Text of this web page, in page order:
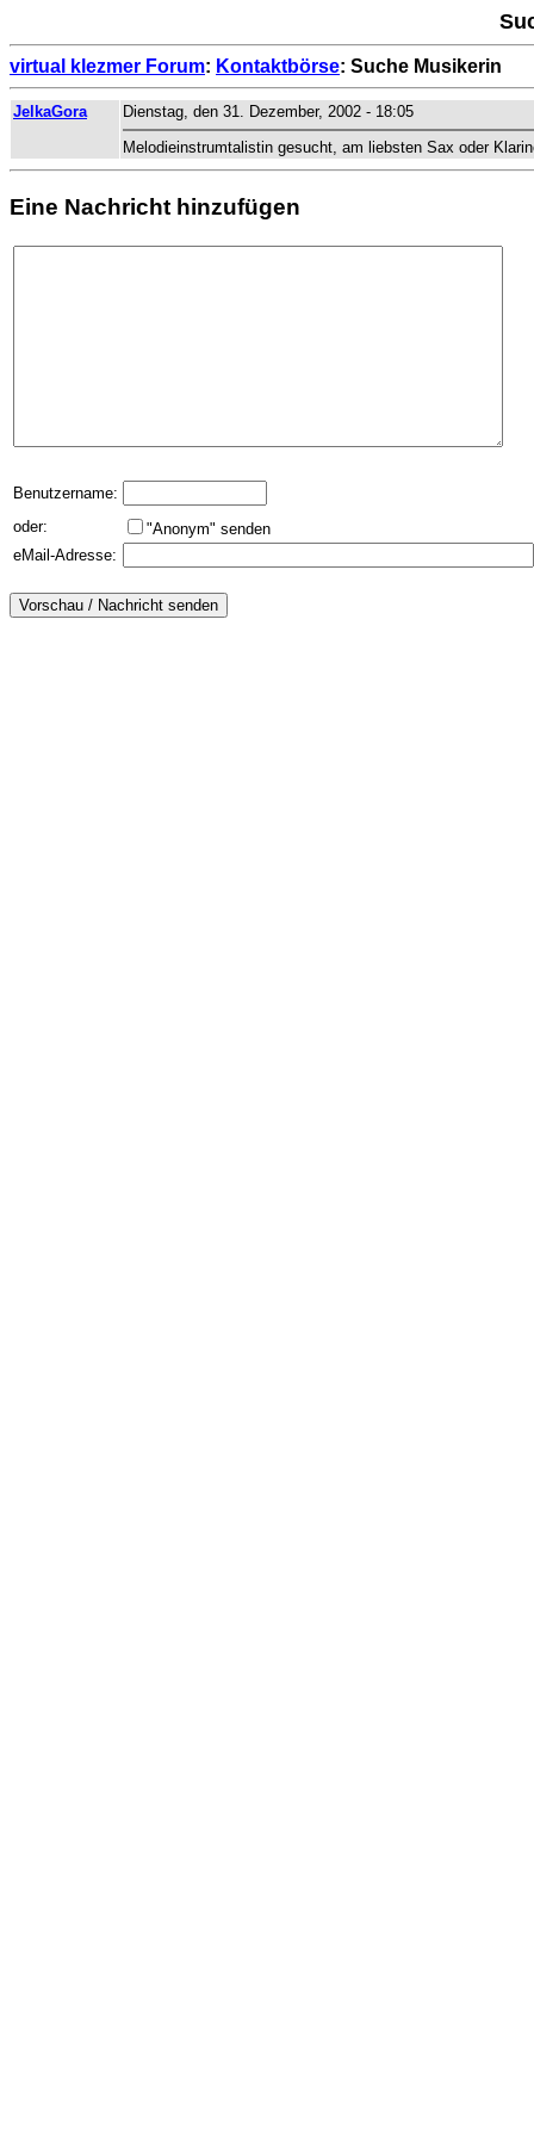
virtual klezmer Forum: Kontaktbörse: Suche Musikerin
JelkaGora
Dienstag, den 31. Dezember, 2002 - 18:05
Melodieinstrumtalistin gesucht, am liebsten Sax oder
Eine Nachricht hinzufügen
Benutzername:
oder:
"Anonym" senden
eMail-Adresse: